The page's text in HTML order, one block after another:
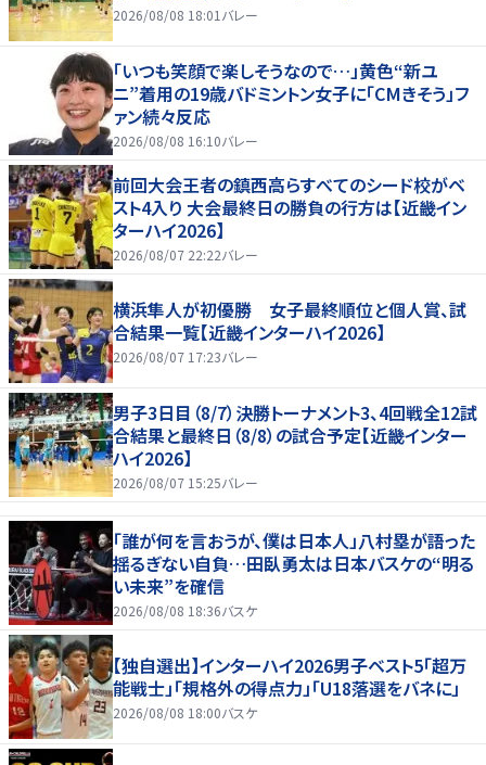
2026/08/08 18:01 バレー
「いつも笑顔で楽しそうなので…」黄色“新ユ
ニ”着用の19歳バドミントン女子に「CMきそう」フ
ァン続々反応
2026/08/08 16:10バレー
前回大会王者の鎮西高らすべてのシード校がベ
スト4入り 大会最終日の勝負の行方は【近畿イン
ターハイ2026】
2026/08/07 22:22バレー
横浜隼人が初優勝 女子最終順位と個人賞、試
合結果一覧【近畿インターハイ2026】
2026/08/07 17:23バレー
男子3日目（8/7）決勝トーナメント3、4回戦全12試
合結果と最終日（8/8）の試合予定【近畿インター
ハイ2026】
2026/08/07 15:25バレー
「誰が何を言おうが、僕は日本人」八村塁が語った
揺るぎない自負…田臥勇太は日本バスケの“明る
い未来”を確信
2026/08/08 18:36バスケ
【独自選出】インターハイ2026男子ベスト5「超万
能戦士」「規格外の得点力」「U18落選をバネに」
2026/08/08 18:00バスケ